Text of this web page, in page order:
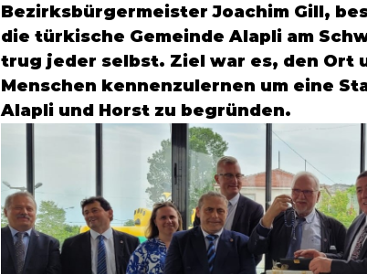
Bezirksbürgermeister Joachim Gill,
die türkische Gemeinde Alapli am
trug jeder selbst. Ziel war es, den Ort
Menschen kennenzulernen um eine
Alapli und Horst zu begründen.